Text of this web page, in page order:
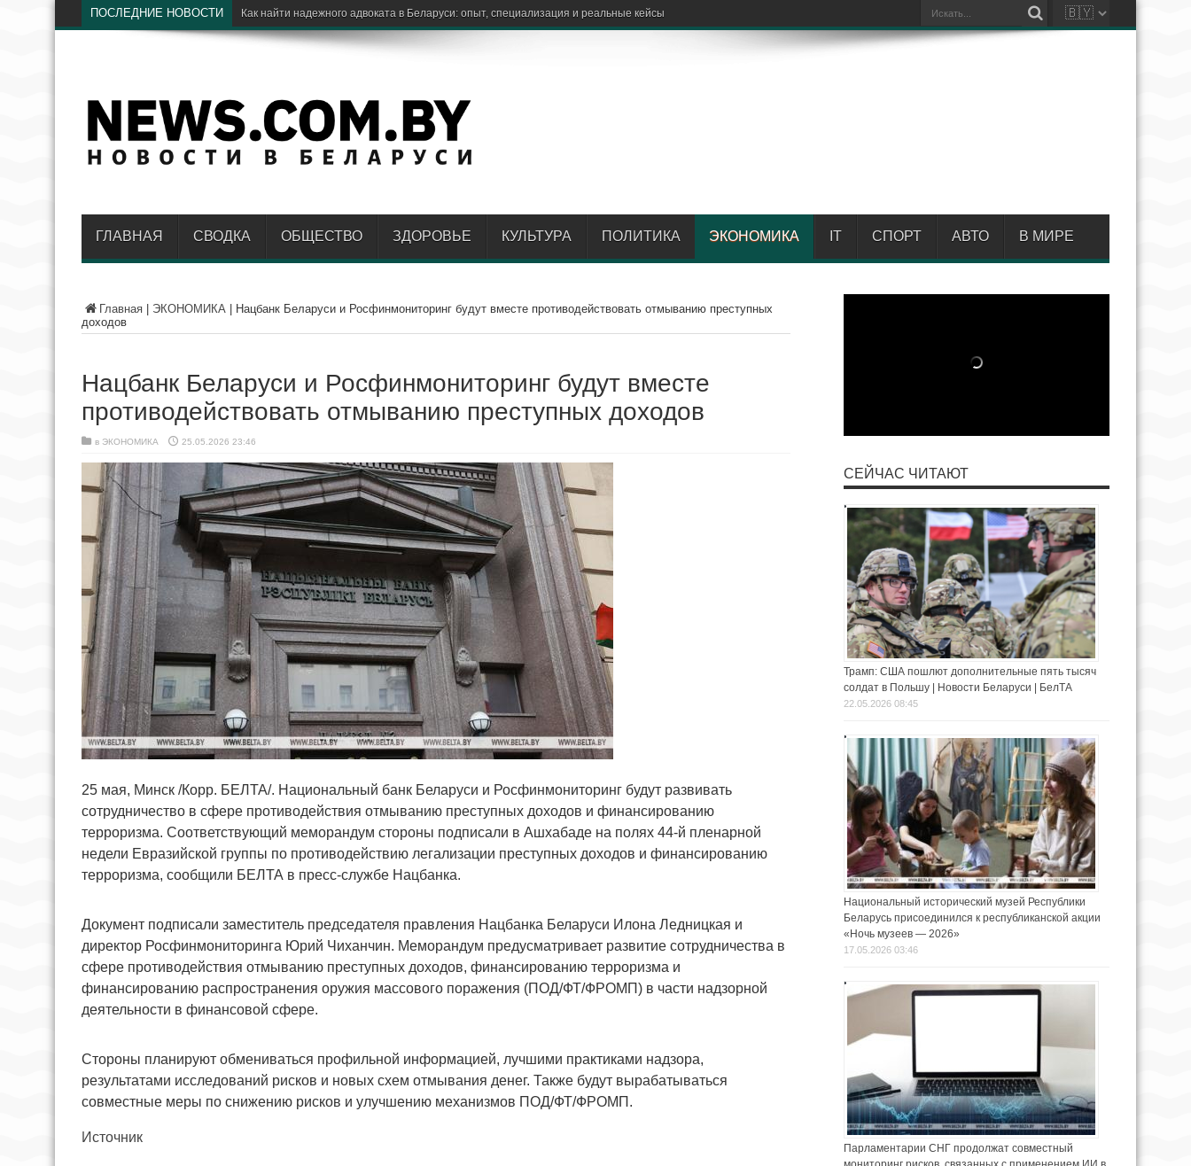
ПОСЛЕДНИЕ НОВОСТИ
ГЛАВНАЯ СВОДКА ОБЩЕСТВО ЗДОРОВЬЕ КУЛЬТУРА ПОЛИТИКА ЭКОНОМИКА IT СПОРТ АВТО В МИРЕ
Главная ЭКОНОМИКА
Нацбанк Беларуси и Росфинмониторинг будут вместе противодействовать отмыванию преступных
доходов
Нацбанк Беларуси и Росфинмониторинг будут вместе
противодействовать отмыванию преступных доходов
в ЭКОНОМИКА 25.05.2026 23:46
25 мая, Минск /Корр. БЕЛТА/. Национальный банк Беларуси и Росфинмониторинг будут развивать
сотрудничество в сфере противодействия отмыванию преступных доходов и финансированию
терроризма. Соответствующий меморандум стороны подписали в Ашхабаде на полях 44-й пленарной
недели Евразийской группы по противодействию легализации преступных доходов и финансированию
терроризма, сообщили БЕЛТА в пресс-службе Нацбанка.
Документ подписали заместитель председателя правления Нацбанка Беларуси Илона Ледницкая и
директор Росфинмониторинга Юрий Чиханчин. Меморандум предусматривает развитие сотрудничества в
сфере противодействия отмыванию преступных доходов, финансированию терроризма и
финансированию распространения оружия массового поражения (ПОД/ФТ/ФРОМП) в части надзорной
деятельности в финансовой сфере.
Стороны планируют обмениваться профильной информацией, лучшими практиками надзора,
результатами исследований рисков и новых схем отмывания денег. Также будут вырабатываться
совместные меры по снижению рисков и улучшению механизмов ПОД/ФТ/ФРОМП.
Источник
СЕЙЧАС ЧИТАЮТ
Трамп: США пошлют дополнительные пять тысяч
солдат в Польшу | Новости Беларуси | БелТА
22.05.2026 08:45
Национальный исторический музей Республики
Беларусь присоединился к республиканской акции
«Ночь музеев — 2026»
17.05.2026 03:46
Парламентарии СНГ продолжат совместный